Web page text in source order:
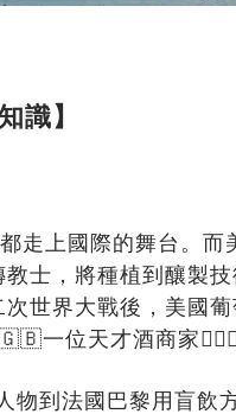
識】
走上國際的舞台。而
教士，將種植到釀製
世界大戰後，美國
一位天才酒商家 🤵🏼‍♂️
到法國巴黎用盲飲